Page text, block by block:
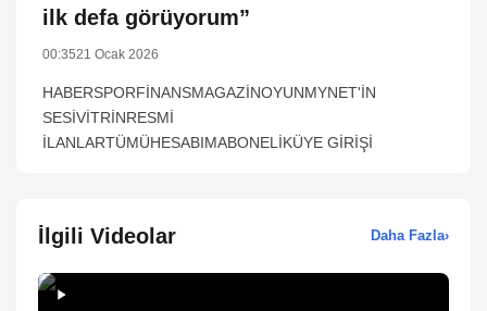
ilk defa görüyorum”
00:3521 Ocak 2026
HABERSPORFİNANSMAGAZİNOYUNMYNET'İN
SESİVİTRİNRESMİ
İLANLARTÜMÜHESABIMABONELİKÜYE GİRİŞİ
İlgili Videolar Daha Fazla›